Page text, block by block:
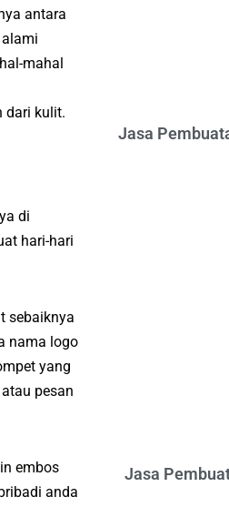
antara
mahal
dari kulit.
di
hari-hari
sebaiknya
nama logo
yang
pesan
embos
anda
Jasa
Jasa